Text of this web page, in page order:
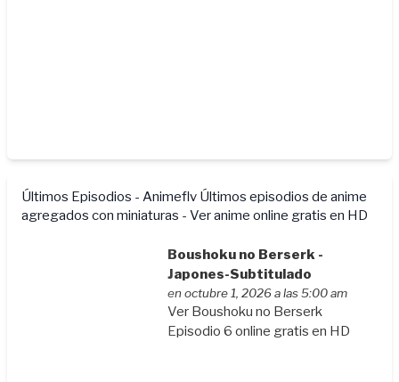
Últimos Episodios - Animeflv Últimos episodios de anime
agregados con miniaturas - Ver anime online gratis en HD
Boushoku no Berserk -
Japones-Subtitulado
en octubre 1, 2026 a las 5:00 am
Ver Boushoku no Berserk
Episodio 6 online gratis en HD